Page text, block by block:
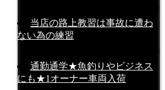
2026-07-24 at 09:00AM
当店の路上教習は事故に遭わ
ない為の練習
2026-07-17 at 09:09AM
通勤通学★魚釣りやビジネス
にも★1オーナー車両入荷